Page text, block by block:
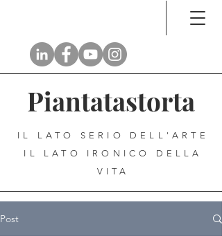
Piantatastorta
IL LATO SERIO DELL'ARTE
IL LATO IRONICO DELLA
VITA
Post